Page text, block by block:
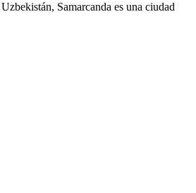
Samarcanda es una ciudad